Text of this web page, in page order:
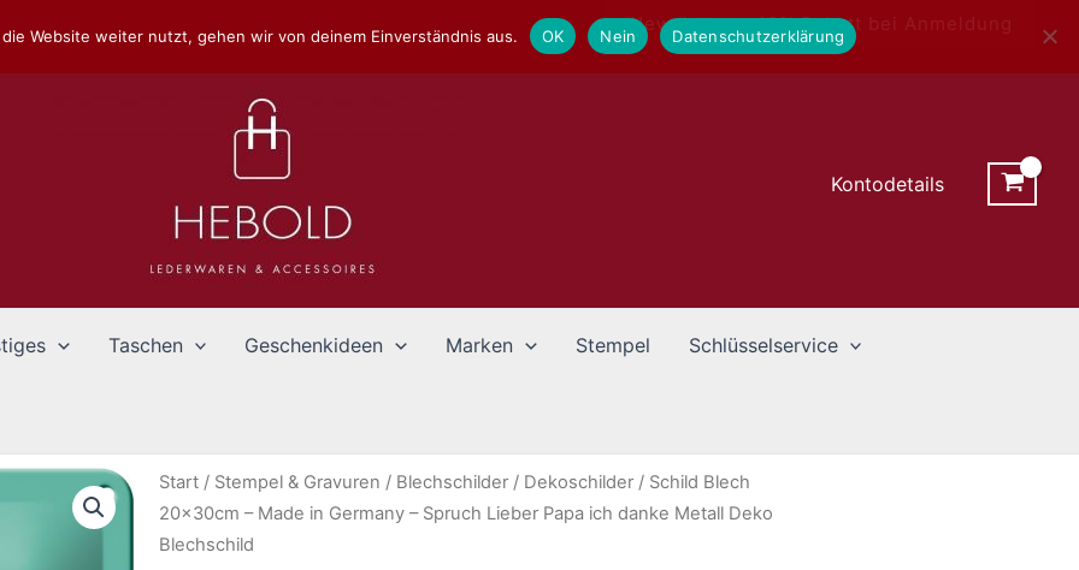
Newsletter - 10% Rabatt bei Anmeldung
Kontodetails
Taschen Geschenkideen Marken Stempel Schlüsselservice
Start / Stempel & Gravuren / Blechschilder / Dekoschilder / Schild Blech
20x30cm – Made in Germany – Spruch Lieber Papa ich danke Metall Deko
Blechschild
die Website weiter nutzt, gehen wir von deinem Einverständnis aus. OK Nein Datenschutzerklärung